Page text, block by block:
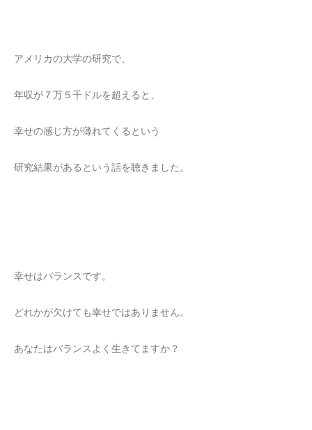
アメリカの大学の研究で、
年収が７万５千ドルを超えると、
幸せの感じ方が薄れてくるという
研究結果があるという話を聴きました。
幸せはバランスです。
どれかが欠けても幸せではありません。
あなたはバランスよく生きてますか？